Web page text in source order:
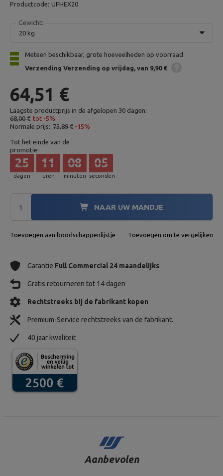
Productcode: UFHEX20
Gewicht:
20 kg
Meteen beschikbaar, grote hoeveelheden op voorraad
Verzending Verzending op vrijdag van 9,90 €
64,51 €
Laagste productprijs in de afgelopen 30 dagen:
68,00 € tot -5%
Normale prijs: 75,89 € -15%
Tot het einde van de
promotie:
dagen
25
uren
11
minuten
08
seconden
04
NAAR UW MANDJE
Toevoegen aan boodschappenlijstje Toevoegen om te vergelijken
Garantie Full Commercial 24 maandelijks
Gratis retourneren tot 14 dagen
Rechtstreeks bij de fabrikant kopen
Premium-Service rechtstreeks van de fabrikant.
40 jaar kwaliteit
Aanbevolen